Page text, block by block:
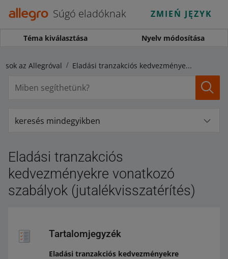
Súgó eladóknak ZMIEŃ JĘZYK
Téma kiválasztása Nyelv módosítása
az Allegróval Eladási tranzakciós kedvezményekre vonatkozó szabályok (jutalékvisszatérítés)
keresés mindegyikben
Eladási tranzakciós
kedvezményekre vonatkozó
szabályok (jutalékvisszatérítés)
Tartalomjegyzék
Eladási tranzakciós kedvezményekre